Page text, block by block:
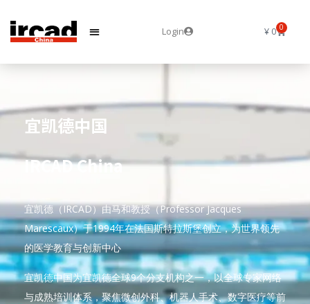
Login ¥0 0
宜凯德中国
IRCAD China
宜凯德（IRCAD）由马和教授（Professor Jacques
Marescaux）于1994年在法国斯特拉斯堡创立，为世界领先
的医学教育与创新中心
宜凯德中国为宜凯德全球9个分支机构之一，以全球专家网络
与成熟培训体系，聚焦微创外科、机器人手术、数字医疗等前